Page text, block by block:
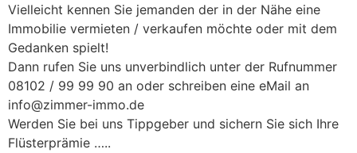
Vielleicht kennen Sie jemanden der in der Nähe eine
Immobilie vermieten / verkaufen möchte oder mit dem
Gedanken spielt!
Dann rufen Sie uns unverbindlich unter der Rufnummer
08102 / 99 99 90 an oder schreiben eine eMail an
info@zimmer-immo.de
Werden Sie bei uns Tippgeber und sichern Sie sich Ihre
Flüsterprämie …..